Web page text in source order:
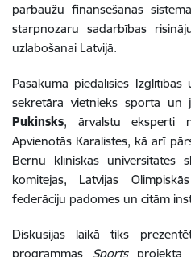
pārbaužu finansēšanas
starpnozaru sadarbības
uzlabošanai Latvijā.
Pasākumā piedalīsies
sekretāra vietnieks sporta un
Pukinsks, ārvalstu eksperti
Apvienotās Karalistes, kā arī
Bērnu klīniskās universitātes
komitejas, Latvijas
federāciju padomes un citām
Diskusijas laikā tiks
programmas Sportsprojekta